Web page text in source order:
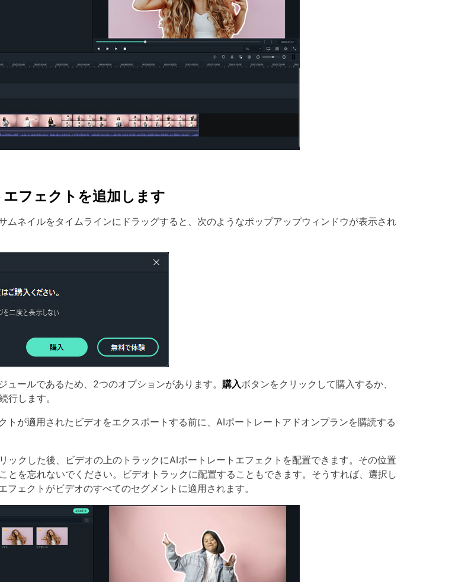
フェクトを追加します
ムネイルをタイムラインにドラッグすると、次のようなポップアップウィンドウが表示され
ュールであるため、2つのオプションがあります。 購入ボタンをクリックして購入するか、
行します。
トが適用されたビデオをエクスポートする前に、AIポートレートアドオンプランを購読する
ックした後、ビデオの上のトラックにAIポートレートエフェクトを配置できます。その位置
とを忘れないでください。ビデオトラックに配置することもできます。そうすれば、選択し
フェクトがビデオのすべてのセグメントに適用されます。